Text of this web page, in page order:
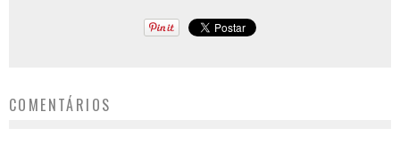
COMENTÁRIOS